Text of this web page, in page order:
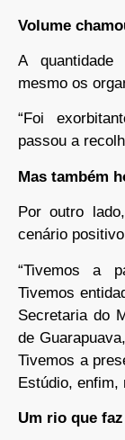
Volume
A
mesmo os
“Foi
passou a
Mas também
Por outro
cenário
“Tivemos a
Tivemos
Secretaria do
de
Tivemos a
Estúdio, enfim,
Um rio que